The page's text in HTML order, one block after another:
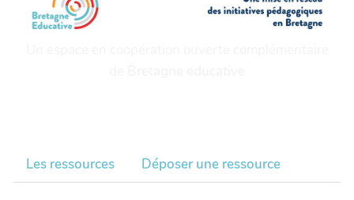
Les ressources Déposer une ressource